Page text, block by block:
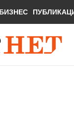
БИЗНЕС